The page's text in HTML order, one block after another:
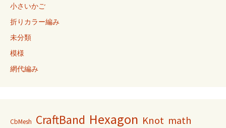
小さいかご
折りカラー編み
未分類
模様
網代編み
CbMesh CraftBand Hexagon Knot math